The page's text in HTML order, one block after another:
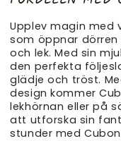
Upplev magin med
som öppnar
och lek. Med sin
den perfekta
glädje och tröst.
design kommer
lekhörnan eller på
att utforska sin
stunder med